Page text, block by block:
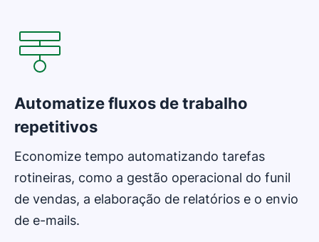
Automatize fluxos de trabalho
repetitivos
Economize tempo automatizando tarefas
rotineiras, como a gestão operacional do funil
de vendas, a elaboração de relatórios e o envio
de e-mails.